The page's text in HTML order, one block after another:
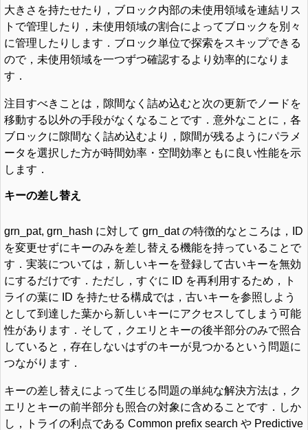
大きさを持たせたり，ブロック内部の未使用領域を連結リス
トで管理したり，未使用領域の割合によってブロックを別々
に管理したりします．ブロック単位で探索をスキップできる
ので，未使用領域を一つずつ確認するより効率的になりま
す．
注目すべきことは，隙間なく詰め込むと次の更新でノードを
移動する以外の手段がなくなることです．意外なことに，各
ブロックに隙間なく詰め込むより，隙間が残るようにパラメ
ータを選択した方が時間効率・空間効率ともに良い性能を示
します．
キーの差し替え
grn_pat, grn_hash に対して grn_dat の特徴的なところは，ID
を変更せずにキーのみを差し替える機能を持っていることで
す．実装については，新しいキーを登録して古いキーを無効
にするだけです．ただし，すぐに ID を再利用するため，ト
ライの葉に ID を持たせる構成では，古いキーを参照しよう
として到達した葉から新しいキーにアクセスしてしまう可能
性があります．そして，クエリとキーの後半部分のみで照合
していると，存在しないはずのキーが見つかるという問題に
つながります．
キーの差し替えによって生じる問題の単純な解決方法は，ク
エリとキーの前半部分も照合の対象に含めることです．しか
し，トライの利点である Common prefix search や Predictive